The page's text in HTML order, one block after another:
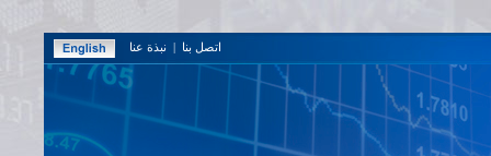
اتصل بنا | نبذة عنا